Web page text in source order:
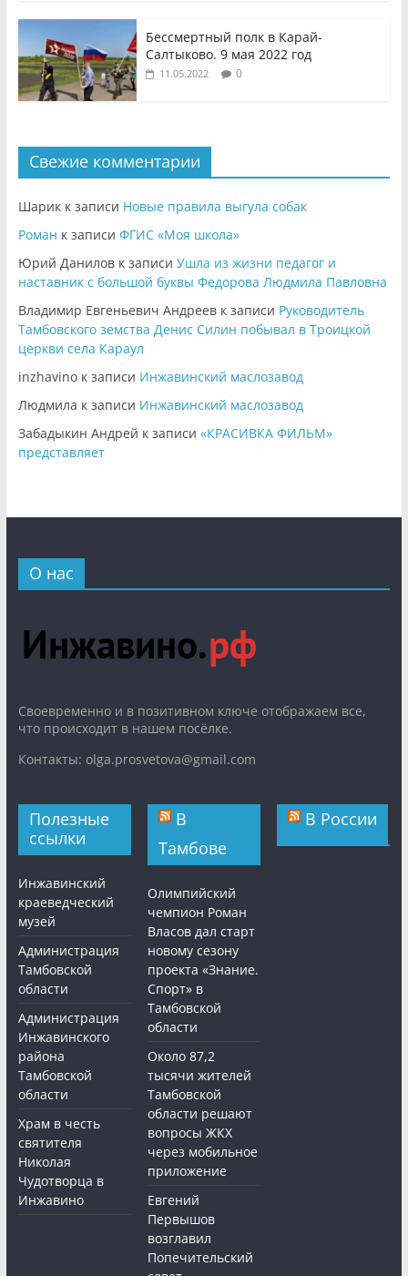
Бессмертный полк в Карай-
Салтыково. 9 мая 2022 год
11.05.2022 0
Свежие комментарии
Шарикк записи Новые правила выгула собак
Роман к записи ФГИС «Моя школа»
Юрий Даниловк записи Ушла из жизни педагог и
наставник с большой буквы Федорова Людмила Павловна
Владимир Евгеньевич Андреевк записи Руководитель
Тамбовского земства Денис Силин побывал в Троицкой
церкви села Караул
inzhavinoк записи Инжавинский маслозавод
Людмила к записи Инжавинский маслозавод
Забадыкин Андрей к записи «КРАСИВКА ФИЛЬМ»
представляет
О нас
Cвоевременно и в позитивном ключе отображаем все,
что происходит в нашем посёлке.
Контакты: olga.prosvetova@gmail.com
Полезные
ссылки
Инжавинский
краеведческий
музей
Администрация
Тамбовской
области
Администрация
Инжавинского
района
Тамбовской
области
Храм в честь
святителя
Николая
Чудотворца в
Инжавино
В
Тамбове
Олимпийский
чемпион Роман
Власов дал старт
новому сезону
проекта «Знание.
Спорт» в
Тамбовской
области
Около 87,2
тысячи жителей
Тамбовской
области решают
вопросы ЖКХ
через мобильное
приложение
Евгений
Первышов
возглавил
Попечительский
В России